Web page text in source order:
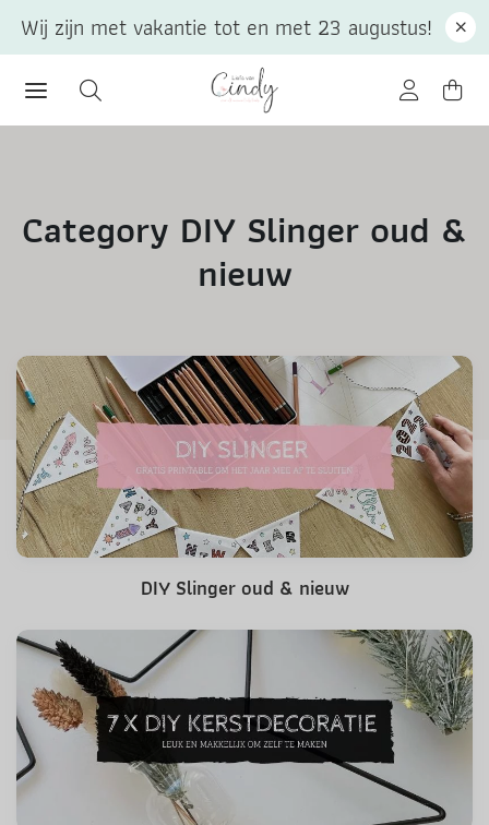
Category DIY Slinger oud &
nieuw
DIY Slinger oud & nieuw
Wij zijn met vakantie tot en met 23 augustus!